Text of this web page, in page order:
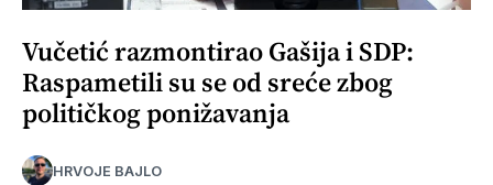
Vučetić razmontirao Gašija i SDP:
Raspametili su se od sreće zbog
političkog ponižavanja
HRVOJE BAJLO